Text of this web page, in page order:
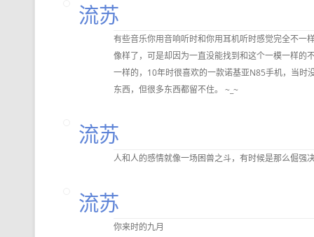
流苏
有些音乐你用音响听时和你用耳机听时感觉完全不一
像样了，可是却因为一直没能找到和这个一模一样的
一样的，10年时很喜欢的一款诺基亚N85手机，当时
东西，但很多东西都留不住。 ~_~
流苏
人和人的感情就像一场困兽之斗，有时候是那么倔强
流苏
你来时的九月